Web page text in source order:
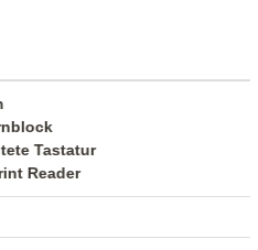
Tastatur
Reader